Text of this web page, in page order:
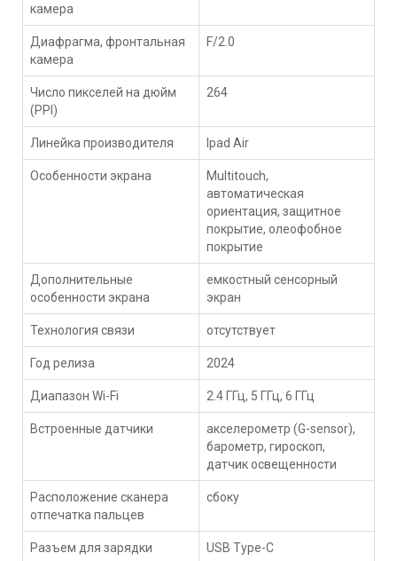
камера
Диафрагма, фронтальная
камера
F/2.0
Число пикселей на дюйм
(PPI)
264
Линейка производителя Ipad Air
Особенности экрана
Multitouch,
автоматическая
ориентация, защитное
покрытие, олеофобное
покрытие
Дополнительные
особенности экрана
емкостный сенсорный
экран
Технология связи отсутствует
Год релиза 2024
Диапазон Wi-Fi 2.4 ГГц, 5 ГГц, 6 ГГц
Встроенные датчики
акселерометр (G-sensor),
барометр, гироскоп,
датчик освещенности
Расположение сканера
отпечатка пальцев
сбоку
Разъем для зарядки USB Type-C